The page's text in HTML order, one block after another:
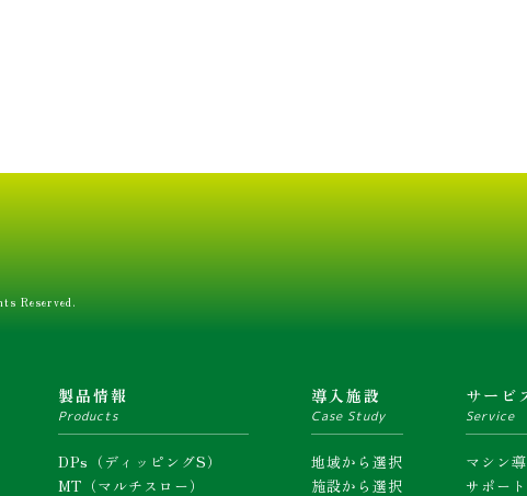
Reserved.
製品情報
Products
DPs（ディッピングS）
MT（マルチスロー）
導入施設
Case Study
地域から選択
施設から選択
サービ
Service
マシン
サポー